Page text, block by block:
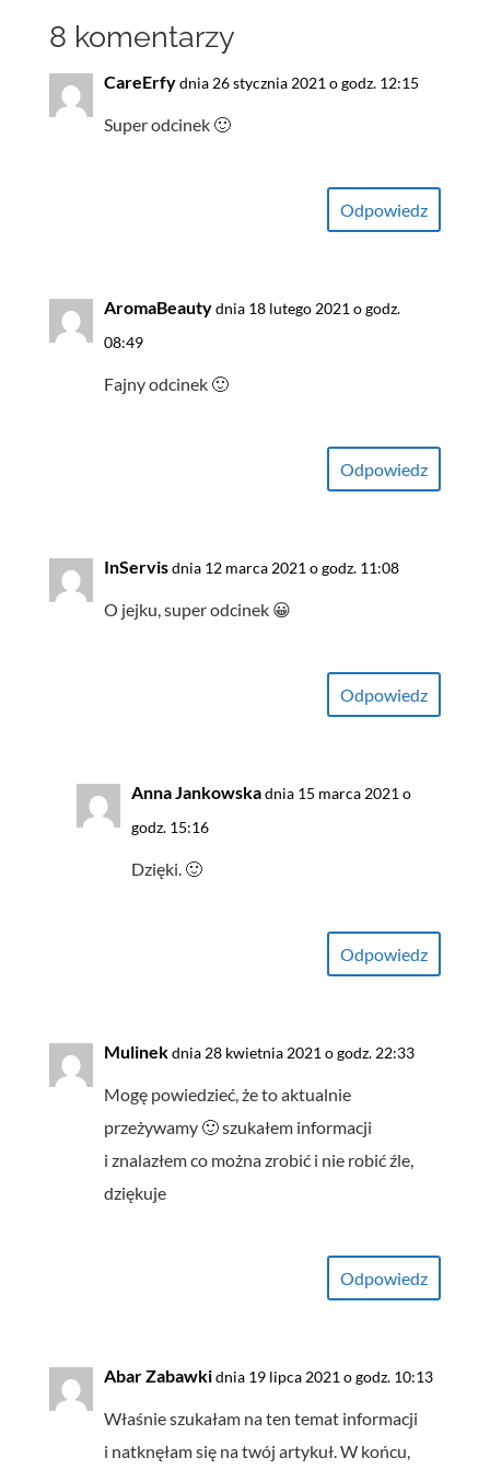
8 komentarzy
CareErfydnia 26 stycznia 2021 o godz. 12:15
Super odcinek 🙂
Odpowiedz
AromaBeautydnia 18 lutego 2021 o godz.
08:49
Fajny odcinek 🙂
Odpowiedz
InServisdnia 12 marca 2021 o godz. 11:08
O jejku, super odcinek 😀
Odpowiedz
Anna Jankowskadnia 15 marca 2021 o
godz. 15:16
Dzięki. 🙂
Odpowiedz
Mulinekdnia 28 kwietnia 2021 o godz. 22:33
Mogę powiedzieć, że to aktualnie
przeżywamy 🙂 szukałem informacji
i znalazłem co można zrobić i nie robić źle,
dziękuje
Odpowiedz
Abar Zabawkidnia 19 lipca 2021 o godz. 10:13
Właśnie szukałam na ten temat informacji
i natknęłam się na twój artykuł. W końcu,